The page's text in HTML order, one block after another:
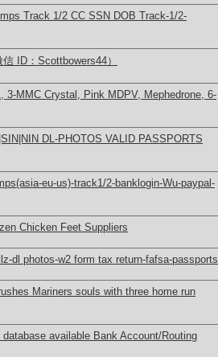
Track 1/2 CC SSN DOB Track-1/2-
ID：Scottbowers44）
3-MMC Crystal, Pink MDPV, Mephedrone, 6-
DL-PHOTOS VALID PASSPORTS
eu-us)-track1/2-banklogin-Wu-paypal-
Chicken Feet Suppliers
dl photos-w2 form tax return-fafsa-passports
Mariners souls with three home run
available Bank Account/Routing